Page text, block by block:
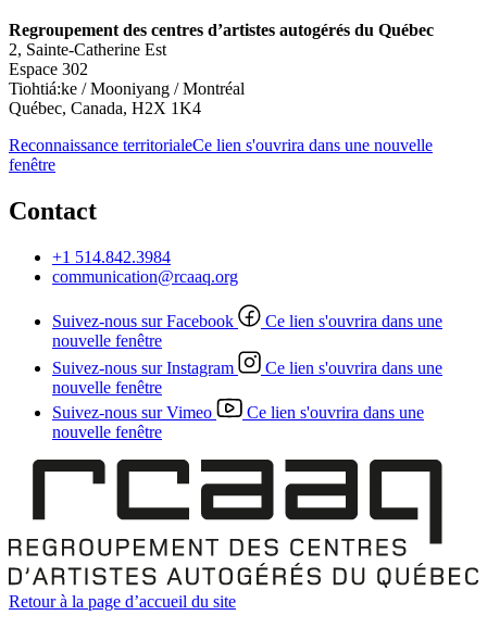
Regroupement des centres d’artistes autogérés du Québec
2, Sainte-Catherine Est
Espace 302
Tiohtiá:ke / Mooniyang / Montréal
Québec, Canada, H2X 1K4
Reconnaissance territorialeCe lien s'ouvrira dans une nouvelle
fenêtre
Contact
+1 514.842.3984
communication@rcaaq.org
Suivez-nous sur Facebook
Ce lien s'ouvrira dans une
nouvelle fenêtre
Suivez-nous sur Instagram
Ce lien s'ouvrira dans une
nouvelle fenêtre
Suivez-nous sur Vimeo
Ce lien s'ouvrira dans une
nouvelle fenêtre
Retour à la page d’accueil du site